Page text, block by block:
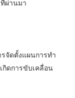
ผ่านมา
จัดตั้งแผนการทำ
กิดการขับเคลื่อน